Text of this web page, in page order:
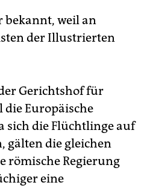
bekannt, weil an
der Illustrierten
Gerichtshof für
die Europäische
sich die Flüchtlinge auf
gälten die gleichen
römische Regierung
eine